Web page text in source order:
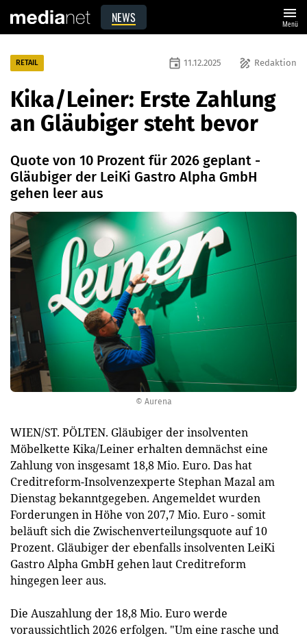
NEWS menu
Menü
© Aurena
RETAIL draw Redaktion
event 11.12.2025
Kika/Leiner: Erste Zahlung
an Gläubiger steht bevor
Quote von 10 Prozent für 2026 geplant -
Gläubiger der LeiKi Gastro Alpha GmbH
gehen leer aus
WIEN/ST. PÖLTEN. Gläubiger der insolventen
Möbelkette Kika/Leiner erhalten demnächst eine
Zahlung von insgesamt 18,8 Mio. Euro. Das hat
Creditreform-Insolvenzexperte Stephan Mazal am
Dienstag bekanntgegeben. Angemeldet wurden
Forderungen in Höhe von 207,7 Mio. Euro - somit
beläuft sich die Zwischenverteilungsquote auf 10
Prozent. Gläubiger der ebenfalls insolventen LeiKi
Gastro Alpha GmbH gehen laut Creditreform
hingegen leer aus.
Die Auszahlung der 18,8 Mio. Euro werde
voraussichtlich 2026 erfolgen. "Um eine rasche und